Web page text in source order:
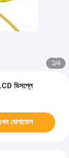
2/4
ডিসপ্লে
যোগাযোগ